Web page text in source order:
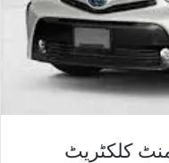
کلکٹریٹ